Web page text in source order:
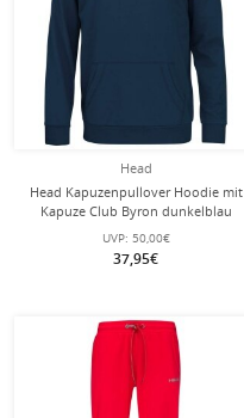
Head
Head Kapuzenpullover Hoodie mit
Kapuze Club Byron dunkelblau
Kinder
UVP: 50,00€
37,95€